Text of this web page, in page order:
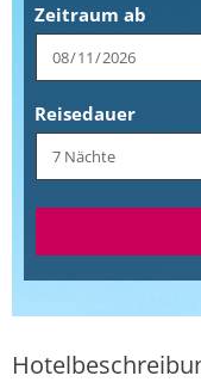
Zeitraum ab
Reisedauer